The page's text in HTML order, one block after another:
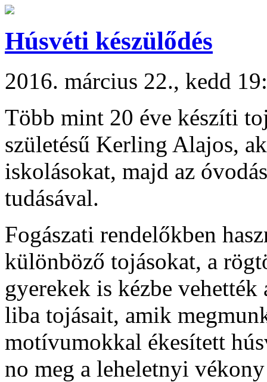
Húsvéti készülődés
2016. március 22., kedd
Több mint 20 éve készíti
születésű Kerling Alajos,
iskolásokat, majd az
tudásával.
Fogászati rendelőkben
különböző tojásokat, a
gyerekek is kézbe vehették
liba tojásait, amik
motívumokkal ékesített
no meg a leheletnyi